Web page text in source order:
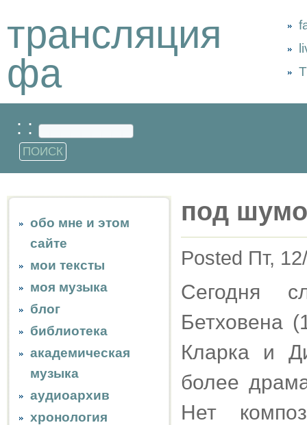
трансляция
фа
: :
обо мне и этом
сайте
мои тексты
моя музыка
блог
библиотека
академическая
музыка
аудиоархив
хронология
под
Posted Пт,
Сегодня
Бетховена
Кларка и
более
Нет